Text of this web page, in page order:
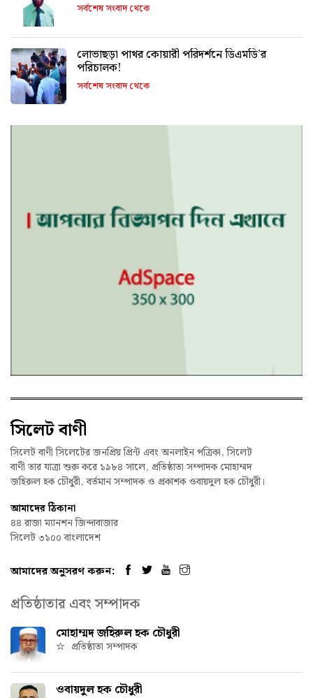
সর্বশেষ সংবাদ থেকে
লোভাছড়া পাথর কোয়ারী পরিদর্শনে ডিএমডি’র
পরিচালক!
সর্বশেষ সংবাদ থেকে
সিলেট বাণী
সিলেট বাণী সিলেটের জনপ্রিয় প্রিন্ট এবং অনলাইন পত্রিকা, সিলেট
বাণী তার যাত্রা শুরু করে ১৯৮৪ সালে, প্রতিষ্ঠাতা সম্পাদক মোহাম্মদ
জহিরুল হক চৌধুরী, বর্তমান সম্পাদক ও প্রকাশক ওবায়দুল হক চৌধুরী।
আমাদের ঠিকানা
৪৪ রাজা ম্যানশন জিন্দাবাজার
সিলেট ৩১০০ বাংলাদেশ
আমাদের অনুসরণ করুন:
প্রতিষ্ঠাতার এবং সম্পাদক
মোহাম্মদ জহিরুল হক চৌধুরী
প্রতিষ্ঠাতা সম্পাদক
ওবায়দুল হক চৌধুরী